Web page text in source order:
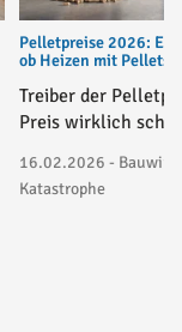
Pelletpreise 2026:
ob Heizen mit Pellets
Treiber der
Preis wirklich
16.02.2026 -
Katastrophe